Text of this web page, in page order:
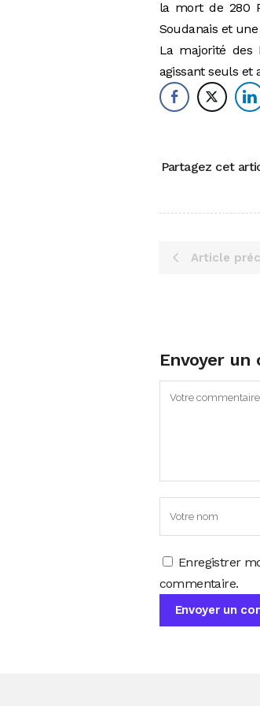
la mort de 280
Soudanais et
La majorité des
agissant seuls et
Partagez cet
Article
Envoyer
Enregistrer
commentaire.